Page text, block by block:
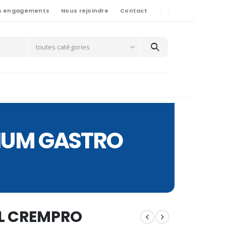
engagements Nous rejoindre Contact
toutes catégories
GASTRO
CREMPRO